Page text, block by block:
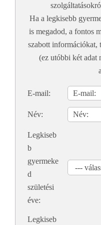
Ha a legkisebb
is megadod, a fontos
szabott információkat,
(ez utóbbi két adat
E-mail:
Név:
Legkiseb
b
gyermeke
d
születési
éve:
Legkiseb